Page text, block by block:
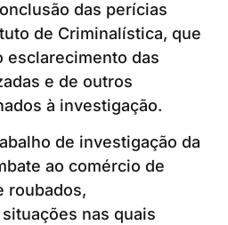
das perícias
de Criminalística, que
esclarecimento das
e de outros
à investigação.
de investigação da
ao comércio de
roubados,
nas quais